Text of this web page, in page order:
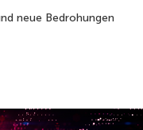
neue Bedrohungen